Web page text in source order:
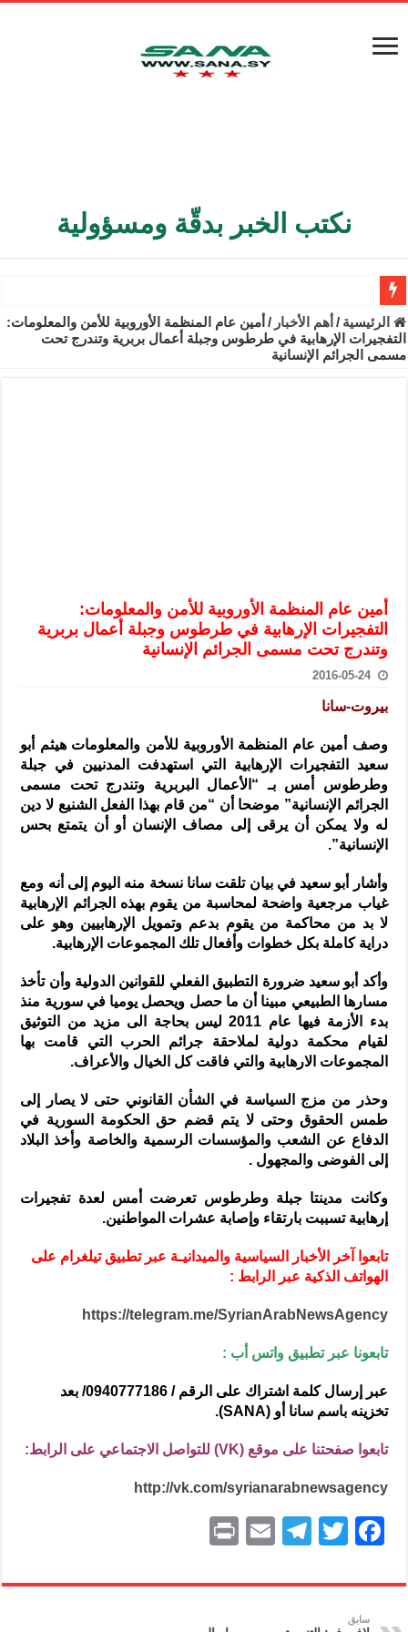
نكتب الخبر بدقّة ومسؤولية
الأمن الداخلي يعثر على مقبرة جماعية في ريف اللاذقية تضم 9 جثامين
الوزير الشيباني يبحث في باريس تعزيز الاستقرار في سوريا
سوريا تبحث مع الإيسيسكو التعاون في البحث العلمي وحماية التراث
الرئيسية / أهم الأخبار / أمين عام المنظمة الأوروبية للأمن والمعلومات:
التفجيرات الإرهابية في طرطوس وجبلة أعمال بربرية وتندرج تحت
مسمى الجرائم الإنسانية
أمين عام المنظمة الأوروبية للأمن والمعلومات:
التفجيرات الإرهابية في طرطوس وجبلة أعمال بربرية
وتندرج تحت مسمى الجرائم الإنسانية
2016-05-24
بيروت-سانا
وصف أمين عام المنظمة الأوروبية للأمن والمعلومات هيثم أبو
سعيد التفجيرات الإرهابية التي استهدفت المدنيين في جبلة
وطرطوس أمس بـ “الأعمال البربرية وتندرج تحت مسمى
الجرائم الإنسانية” موضحا أن “من قام بهذا الفعل الشنيع لا دين
له ولا يمكن أن يرقى إلى مصاف الإنسان أو أن يتمتع بحس
الإنسانية”.
وأشار أبو سعيد في بيان تلقت سانا نسخة منه اليوم إلى أنه ومع
غياب مرجعية واضحة لمحاسبة من يقوم بهذه الجرائم الإرهابية
لا بد من محاكمة من يقوم بدعم وتمويل الإرهابيين وهو على
دراية كاملة بكل خطوات وأفعال تلك المجموعات الإرهابية.
وأكد أبو سعيد ضرورة التطبيق الفعلي للقوانين الدولية وأن تأخذ
مسارها الطبيعي مبينا أن ما حصل ويحصل يوميا في سورية منذ
بدء الأزمة فيها عام 2011 ليس بحاجة الى مزيد من التوثيق
لقيام محكمة دولية لملاحقة جرائم الحرب التي قامت بها
المجموعات الارهابية والتي فاقت كل الخيال والأعراف.
وحذر من مزج السياسة في الشأن القانوني حتى لا يصار إلى
طمس الحقوق وحتى لا يتم قضم حق الحكومة السورية في
الدفاع عن الشعب والمؤسسات الرسمية والخاصة وأخذ البلاد
إلى الفوضى والمجهول .
وكانت مدينتا جبلة وطرطوس تعرضت أمس لعدة تفجيرات
إرهابية تسببت بارتقاء وإصابة عشرات المواطنين.
تابعوا آخر الأخبار السياسية والميدانيـة عبر تطبيق تيلغرام على
الهواتف الذكية عبر الرابط :
https://telegram.me/SyrianArabNewsAgency
تابعونا عبر تطبيق واتس أب :
عبر إرسال كلمة اشتراك على الرقم / 0940777186/ بعد
تخزينه باسم سانا أو (SANA).
تابعوا صفحتنا على موقع (VK) للتواصل الاجتماعي على الرابط:
http://vk.com/syrianarabnewsagency
F
c
e
T
itt
er
T
e
E
ai
nt
سابق